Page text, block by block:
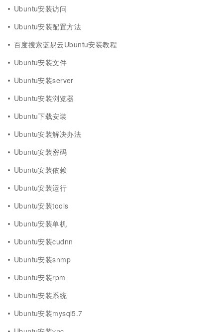
Ubuntu安装访问
Ubuntu安装配置方法
百度搜索蓝易云Ubuntu安装教程
Ubuntu安装文件
Ubuntu安装server
Ubuntu安装浏览器
Ubuntu下载安装
Ubuntu安装解决办法
Ubuntu安装密码
Ubuntu安装依赖
Ubuntu安装运行
Ubuntu安装tools
Ubuntu安装单机
Ubuntu安装cudnn
Ubuntu安装snmp
Ubuntu安装rpm
Ubuntu安装系统
Ubuntu安装mysql5.7